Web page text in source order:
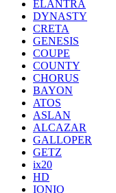
ELANTRA
DYNASTY
CRETA
GENESIS
COUPE
COUNTY
CHORUS
BAYON
ATOS
ASLAN
ALCAZAR
GALLOPER
GETZ
ix20
HD
IONIQ